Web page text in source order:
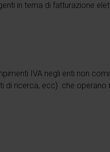
in tema di fatturazione
IVA negli enti non
di ricerca, ecc) che